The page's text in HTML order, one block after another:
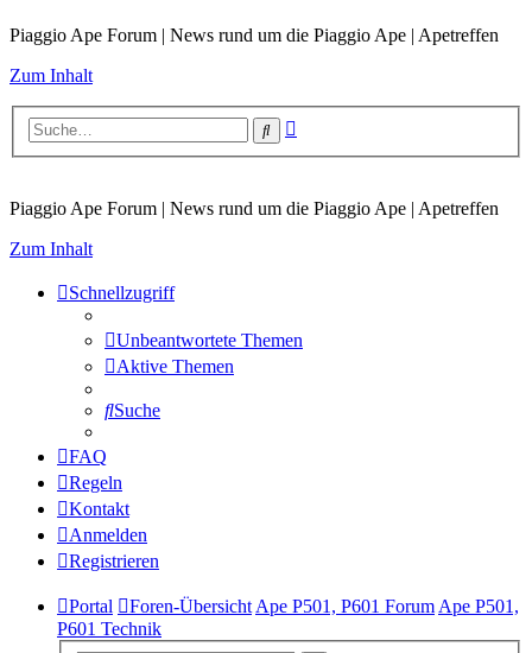
Piaggio Ape Forum | News rund um die Piaggio Ape | Apetreffen
Zum Inhalt
Suche
Piaggio Ape Forum | News rund um die Piaggio Ape | Apetreffen
Zum Inhalt
Schnellzugriff
Unbeantwortete Themen
Aktive Themen
Suche
FAQ
Regeln
Kontakt
Anmelden
Registrieren
Portal Foren-Übersicht Ape P501, P601 Forum Ape P501,
P601 Technik